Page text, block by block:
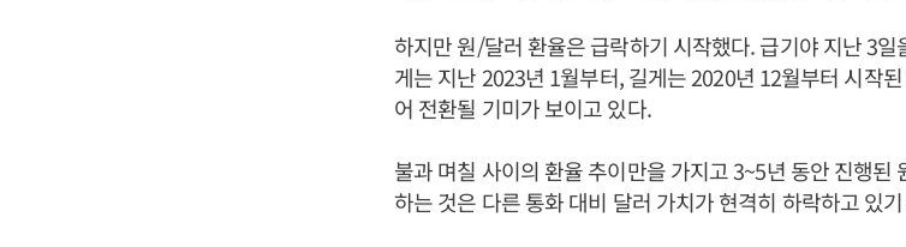
하지만 원/달러 환율은 급락하기 시작했다. 급기야 지난 3
게는 지난 2023년 1월부터, 길게는 2020년 12월부터 시작
어 전환될 기미가 보이고 있다.
불과 며칠 사이의 환율 추이만을 가지고 3~5년 동안 진행
하는 것은 다른 통화 대비 달러 가치가 현격히 하락하고 있